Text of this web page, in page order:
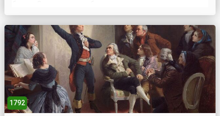
сооружению восточной линии укреплений Кремля.
церкви во имя Святых Фрола и Лавра, куда вела дорога
из Кремля через эти...
1792